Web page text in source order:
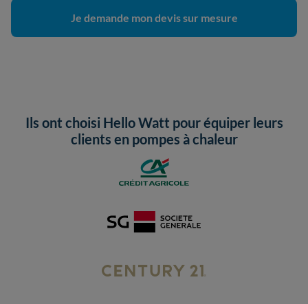
Je demande mon devis sur mesure
Ils ont choisi Hello Watt pour équiper leurs
clients en pompes à chaleur